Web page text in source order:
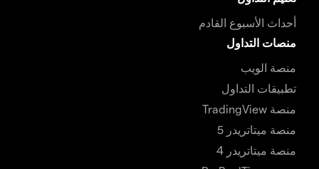
أحداث الأسبوع القادم
منصات التداول
منصة الويب
تطبيقات التداول
منصة TradingView
منصة ميتاتريدر 5
منصة ميتاتريدر 4